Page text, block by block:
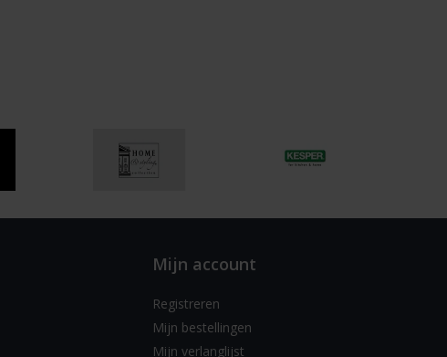
Mijn account
Registreren
Mijn bestellingen
Mijn verlanglijst